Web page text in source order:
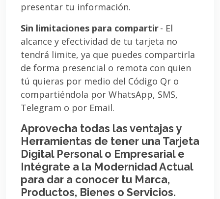
presentar tu información.
Sin limitaciones para compartir- El
alcance y efectividad de tu tarjeta no
tendrá limite, ya que puedes compartirla
de forma presencial o remota con quien
tú quieras por medio del Código Qr o
compartiéndola por WhatsApp, SMS,
Telegram o por Email.
Aprovecha todas las ventajas y
Herramientas de tener una Tarjeta
Digital Personal o Empresarial e
Intégrate a la Modernidad Actual
para dar a conocer tu Marca,
Productos, Bienes o Servicios.